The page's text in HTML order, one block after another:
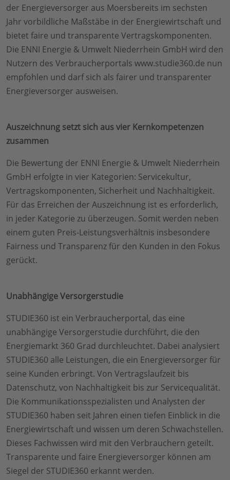
der Energieversorger aus Moersbereits im sechsten
Jahr vorbildliche Maßstäbe in der Energiewirtschaft und
bietet faire und transparente Vertragskomponenten.
Die ENNI Energie & Umwelt Niederrhein GmbH wird den
Nutzern des Verbraucherportals www.studie360.de nun
empfohlen und darf sich als fairer und transparenter
Energieversorger ausweisen.
Auszeichnung setzt sich aus vier Kernkompetenzen
zusammen
Die Bewertung der ENNI Energie & Umwelt Niederrhein
GmbH erfolgte in vier Kategorien: Servicekultur,
Vertragskomponenten, Sicherheit und Nachhaltigkeit.
Für das Erreichen der Auszeichnung ist es erforderlich,
in jeder Kategorie zu überzeugen. Somit werden neben
einem guten Preis-Leistungsverhältnis insbesondere
Fairness und Transparenz für den Kunden in den Fokus
gerückt.
Unabhängige Versorgerstudie
STUDIE360 ist ein Verbraucherportal, das eine
unabhängige Versorgerstudie durchführt, die den
Energiemarkt 360 Grad durchleuchtet. Dabei analysiert
STUDIE360 alle Leistungen, die ein Energieversorger für
seine Kunden erbringt. Von Vertragslaufzeit bis
Datenschutz, von Nachhaltigkeit bis zur Servicequalität.
Die Kommunikationsspezialisten und Analysten der
STUDIE360 haben seit Jahren einen tiefen Einblick in die
Energiewirtschaft und wissen um deren Schwachstellen.
Dieses Fachwissen wird mit den Verbrauchern geteilt.
Transparente und faire Energieversorger können am
Siegel der STUDIE360 erkannt werden.